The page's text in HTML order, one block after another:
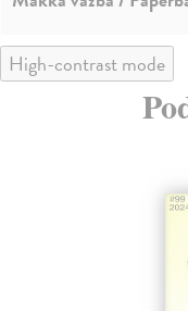
High-contrast mode